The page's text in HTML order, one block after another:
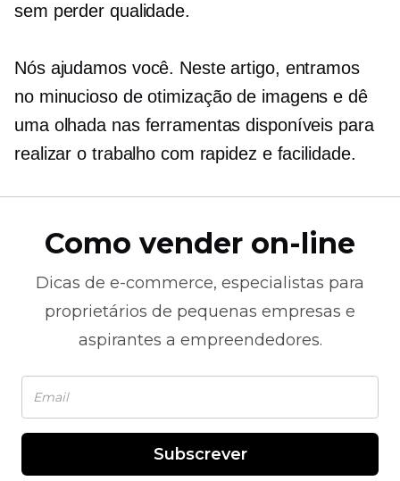
sem perder qualidade.
Nós ajudamos você. Neste artigo, entramos
no minuciosode otimização de imagens e dê
uma olhada nas ferramentas disponíveis para
realizar o trabalho com rapidez e facilidade.
Como vender on-line
Dicas de e-commerce, especialistas para
proprietários de pequenas empresas e
aspirantes a empreendedores.
Subscrever